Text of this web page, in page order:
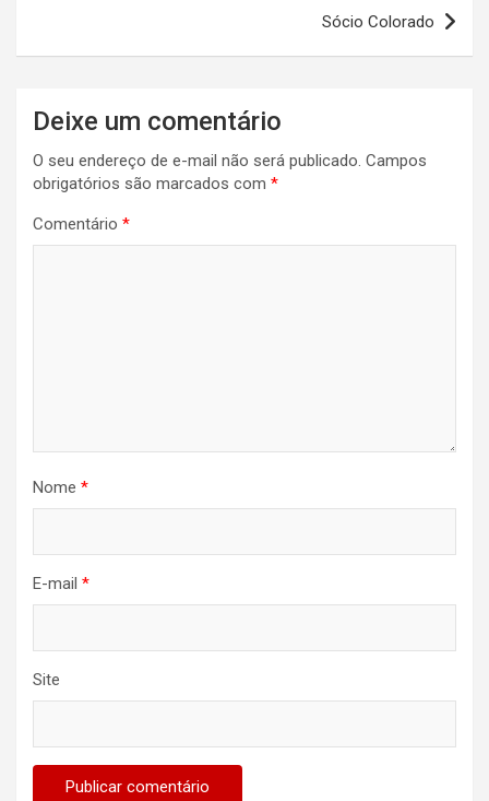
Sócio Colorado
Deixe um comentário
O seu endereço de e-mail não será publicado. Campos
obrigatórios são marcados com *
Comentário *
Nome *
E-mail *
Site